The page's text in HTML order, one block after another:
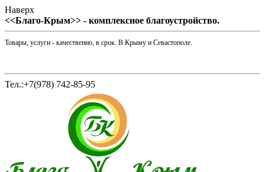
Наверх
<<Благо-Крым>> - комплексное благоустройство.
Товары, услуги - качественно, в срок. В Крыму и Севастополе.
Тел.:+7(978) 742-85-95